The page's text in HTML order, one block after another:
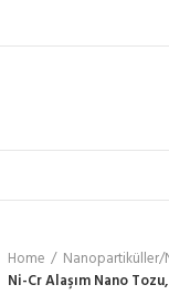
Home
Ni-Cr Alaşım Nano